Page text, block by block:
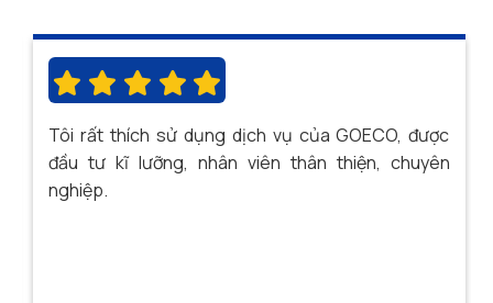
Tôi rất thích sử dụng dịch vụ của GOECO, được
đầu tư kĩ lưỡng, nhân viên thân thiện, chuyên
nghiệp.